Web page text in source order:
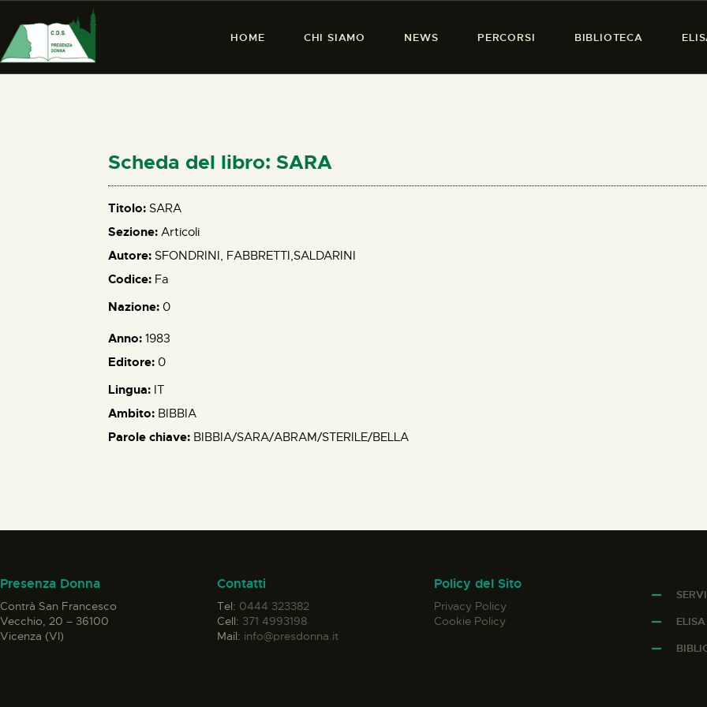
HOME CHI SIAMO NEWS PERCORSI BIBLIOTECA
PRESENZA DONNA
BIBLIOTECA
Scheda del libro: SARA
Titolo: SARA
Sezione: Articoli
Autore: SFONDRINI, FABBRETTI,SALDARINI
Codice: Fa
Nazione: 0
Anno: 1983
Editore: 0
Lingua: IT
Ambito: BIBBIA
Parole chiave: BIBBIA/SARA/ABRAM/STERILE/BELLA
Presenza Donna
Contrà San Francesco
Vecchio, 20 – 36100
Vicenza (VI)
Contatti
Tel: 0444 323382
Cell: 371 4993198
Mail: info@presdonna.it
Policy del Sito
Privacy Policy
Cookie Policy